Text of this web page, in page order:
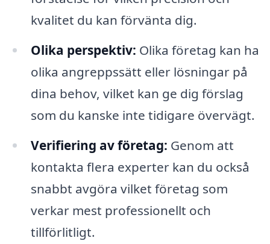
kvalitet du kan förvänta dig.
Olika perspektiv: Olika företag kan ha
olika angreppssätt eller lösningar på
dina behov, vilket kan ge dig förslag
som du kanske inte tidigare övervägt.
Verifiering av företag: Genom att
kontakta flera experter kan du också
snabbt avgöra vilket företag som
verkar mest professionellt och
tillförlitligt.